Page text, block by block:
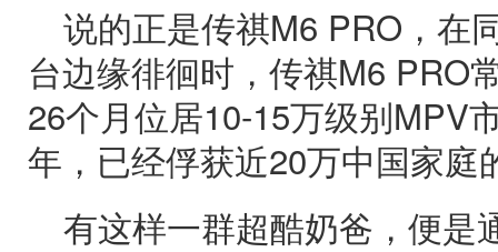
说的正是传祺M6 PRO，在
台边缘徘徊时，传祺M6 PRO
26个月位居10-15万级别MPV
年，已经俘获近20万中国家庭
有这样一群超酷奶爸，便是